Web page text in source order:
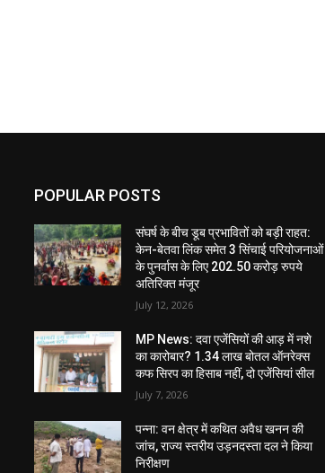
POPULAR POSTS
संघर्ष के बीच डूब प्रभावितों को बड़ी राहत:
केन-बेतवा लिंक समेत 3 सिंचाई परियोजनाओं
के पुनर्वास के लिए 202.50 करोड़ रुपये
अतिरिक्त मंजूर
July 12, 2026
MP News: दवा एजेंसियों की आड़ में नशे
का कारोबार? 1.34 लाख बोतल ऑनरेक्स
कफ सिरप का हिसाब नहीं, दो एजेंसियां सील
July 7, 2026
पन्ना: वन क्षेत्र में कथित अवैध खनन की
जांच, राज्य स्तरीय उड़नदस्ता दल ने किया
निरीक्षण